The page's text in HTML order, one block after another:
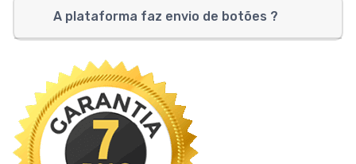
A plataforma faz envio de botões ?